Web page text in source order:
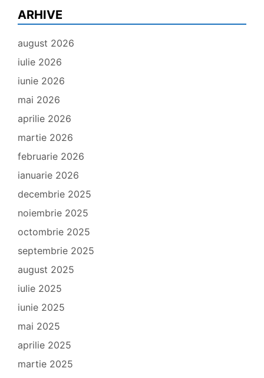
ARHIVE
august 2026
iulie 2026
iunie 2026
mai 2026
aprilie 2026
martie 2026
februarie 2026
ianuarie 2026
decembrie 2025
noiembrie 2025
octombrie 2025
septembrie 2025
august 2025
iulie 2025
iunie 2025
mai 2025
aprilie 2025
martie 2025